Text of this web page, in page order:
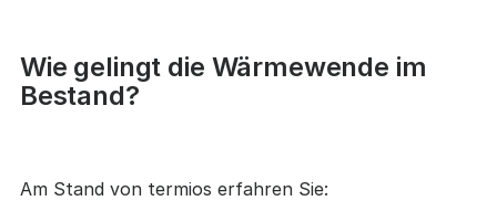
Wie gelingt die Wärmewende im
Bestand?
Am Stand von termios erfahren Sie: